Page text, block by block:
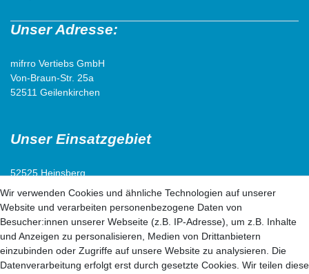
Unser Adresse:
mifrro Vertiebs GmbH
Von-Braun-Str. 25a
52511 Geilenkirchen
Unser Einsatzgebiet
52525 Heinsberg
52538 Selfkant
52511 Geilenkirchen
52222 Stolberg
52428 Jülich
Wir verwenden Cookies und ähnliche Technologien auf unserer
Website und verarbeiten personenbezogene Daten von
Besucher:innen unserer Webseite (z.B. IP-Adresse), um z.B. Inhalte
und Anzeigen zu personalisieren, Medien von Drittanbietern
einzubinden oder Zugriffe auf unsere Website zu analysieren. Die
Datenverarbeitung erfolgt erst durch gesetzte Cookies. Wir teilen diese